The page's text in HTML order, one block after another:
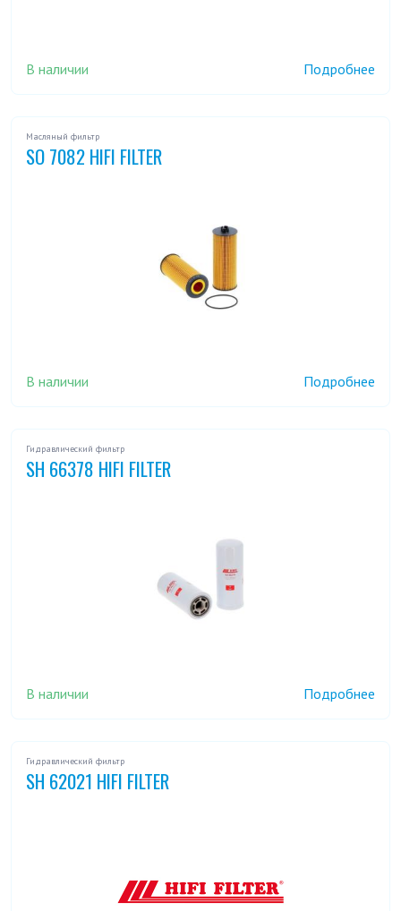
В наличии Подробнее
Масляный фильтр
SO 7082 HIFI FILTER
В наличии Подробнее
Гидравлический фильтр
SH 66378 HIFI FILTER
В наличии Подробнее
Гидравлический фильтр
SH 62021 HIFI FILTER